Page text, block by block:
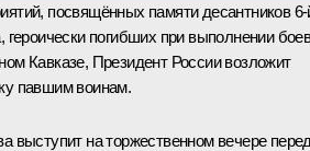
посвящённых памяти десантников 6-
героически погибших при выполнении
Кавказе, Президент России возложит
павшим воинам.
выступит на торжественном вечере